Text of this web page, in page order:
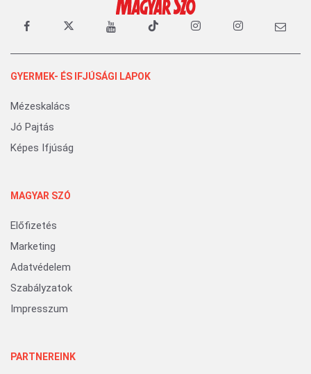
GYERMEK- ÉS IFJÚSÁGI LAPOK
Mézeskalács
Jó Pajtás
Képes Ifjúság
MAGYAR SZÓ
Előfizetés
Marketing
Adatvédelem
Szabályzatok
Impresszum
PARTNEREINK